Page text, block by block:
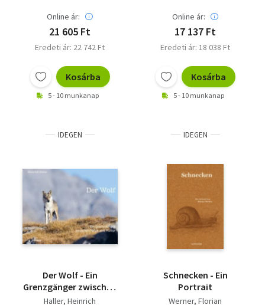
Mitteleuropas
Online ár:
21 605 Ft
Eredeti ár: 22 742 Ft
Kosárba
5 - 10 munkanap
Online ár:
17 137 Ft
Eredeti ár: 18 038 Ft
Kosárba
5 - 10 munkanap
IDEGEN
Der Wolf - Ein
Grenzgänger zwischen
Natur und Kultur
Haller, Heinrich
IDEGEN
Schnecken - Ein
Portrait
Werner, Florian